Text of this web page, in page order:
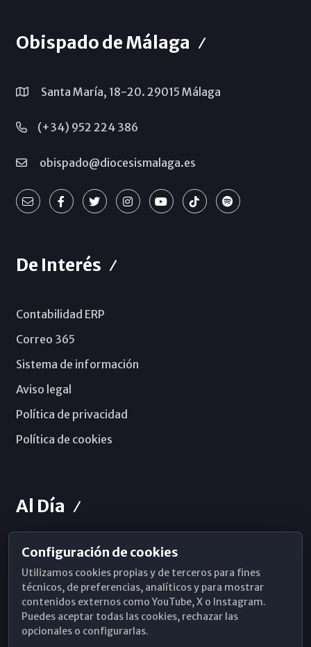
Obispado de Málaga
Santa María, 18-20. 29015 Málaga
(+34) 952 224 386
obispado@diocesismalaga.es
De Interés
Contabilidad ERP
Correo 365
Sistema de información
Aviso legal
Política de privacidad
Política de cookies
Al Día
Horarios de Misa
Hemeroteca
WhatsApp
Configuración de cookies
Utilizamos cookies propias y de terceros para fines
técnicos, de preferencias, analíticos y para mostrar
contenidos externos como YouTube, X o Instagram.
Puedes aceptar todas las cookies, rechazar las
opcionales o configurarlas.